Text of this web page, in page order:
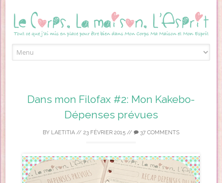
Dans mon Filofax #2: Mon Kakebo-
Dépenses prévues
BY LAETITIA // 23 FÉVRIER 2015 // 37 COMMENTS